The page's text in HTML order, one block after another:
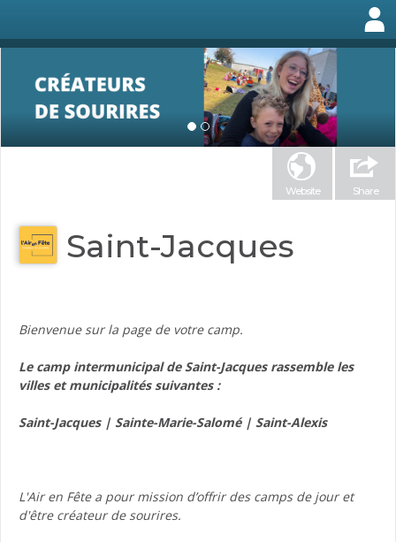
Website Share
Saint-Jacques
Bienvenue sur la page de votre camp.
Le camp intermunicipal de Saint-Jacques rassemble les
villes et municipalités suivantes :
Saint-Jacques | Sainte-Marie-Salomé | Saint-Alexis
L'Air en Fête a pour mission d’offrir des camps de jour et
d'être créateur de sourires.